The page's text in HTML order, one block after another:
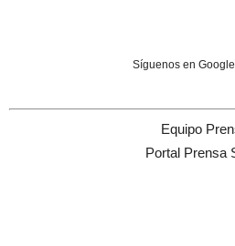
Síguenos en
Equipo
Portal Prensa